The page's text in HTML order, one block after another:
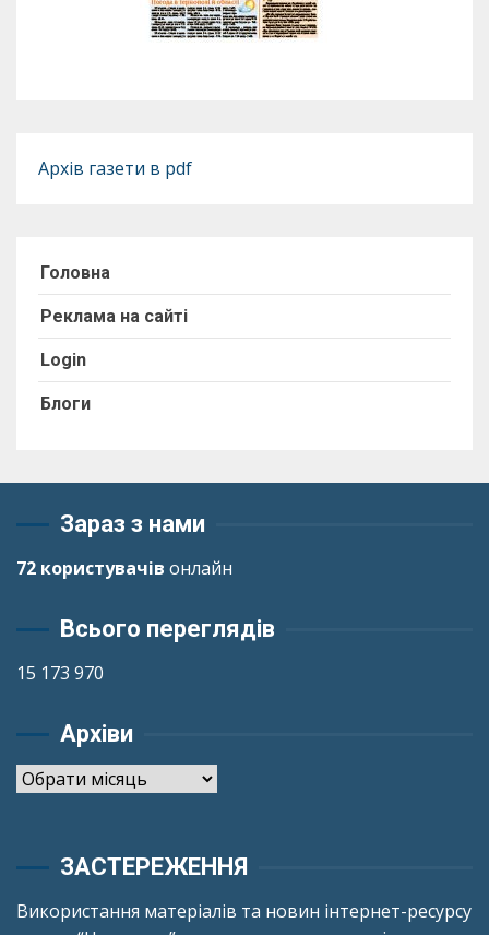
Архів газети в pdf
Головна
Реклама на сайті
Login
Блоги
Зараз з нами
72 користувачів онлайн
Всього переглядів
15 173 970
Архіви
Архіви
ЗАСТЕРЕЖЕННЯ
Використання матеріалів та новин інтернет-ресурсу